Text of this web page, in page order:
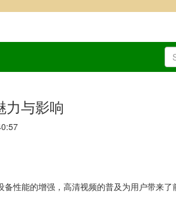
力与影响
性能的增强，高清视频的普及为用户带来